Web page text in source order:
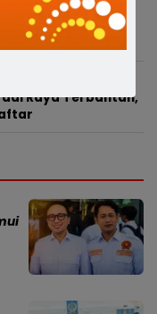
Tekan Angka
dan Perbaikan
Raya Terbantah,